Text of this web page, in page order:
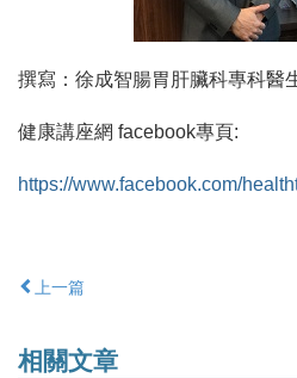
撰寫：徐成智腸胃肝臟科專科醫
健康講座網 facebook專頁:
https://www.facebook.com/
上一篇
相關文章